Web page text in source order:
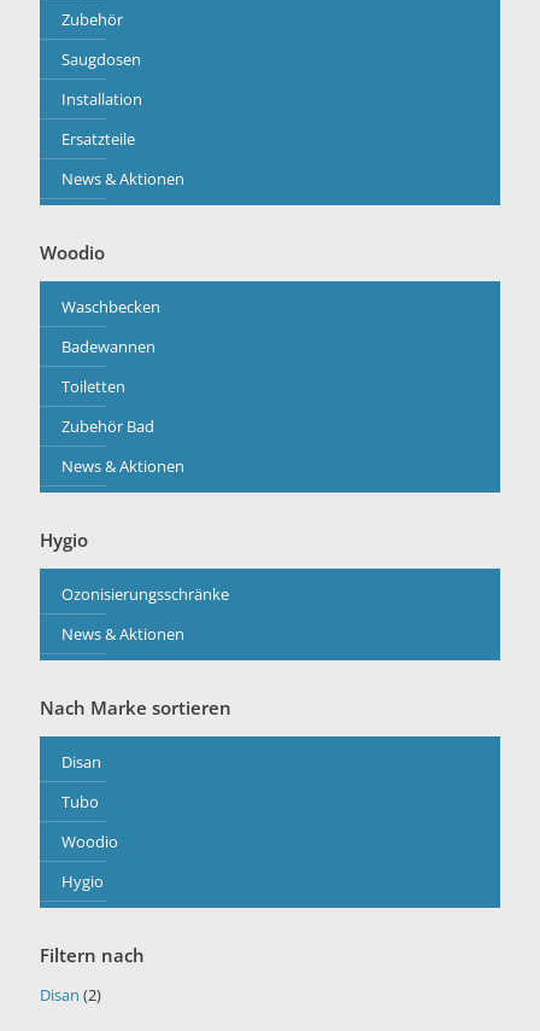
Zubehör
Saugdosen
Installation
Ersatzteile
News & Aktionen
Woodio
Waschbecken
Badewannen
Toiletten
Zubehör Bad
News & Aktionen
Hygio
Ozonisierungsschränke
News & Aktionen
Nach Marke sortieren
Disan
Tubo
Woodio
Hygio
Filtern nach
Disan (2)